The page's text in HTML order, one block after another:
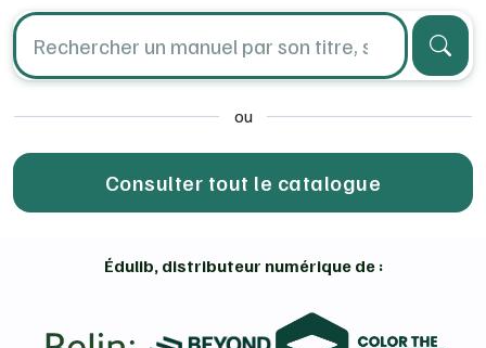
ou
Consulter tout le catalogue
Édulib, distributeur numérique de :